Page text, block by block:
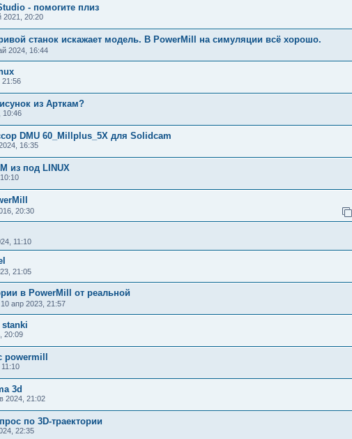
- помогите плиз
2021, 20:20
станок искажает модель. В PowerMill на симуляции всё хорошо.
2024, 16:44
21:56
из Арткам?
10:46
DMU 60_Millplus_5X для Solidcam
16:35
из под LINUX
20:30
11:10
21:05
в PowerMill от реальной
10 апр 2023, 21:57
stanki
20:09
3d
2024, 21:02
по 3D-траектории
22:35